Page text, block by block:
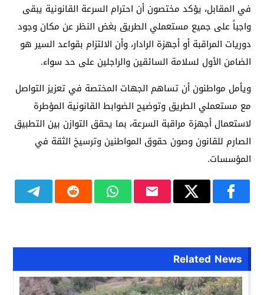
في المقابل، يؤكد مختصون أن احترام السرعة القانونية يبقى
واجباً على جميع مستعملي الطريق بغض النظر عن مكان وجود
دوريات المراقبة أو أجهزة الرادار، وأن الالتزام بقواعد السير هو
الضامن الأول لسلامة السائقين والراجلين على حد سواء.
ويأمل مواطنون أن تساهم الجهات المختصة في تعزيز التواصل
مع مستعملي الطريق وتوضيح الضوابط القانونية المؤطرة
لاستعمال أجهزة مراقبة السرعة، بما يحقق التوازن بين التطبيق
الصارم للقانون وصون حقوق المواطنين وترسيخ الثقة في
المؤسسات.
Related News